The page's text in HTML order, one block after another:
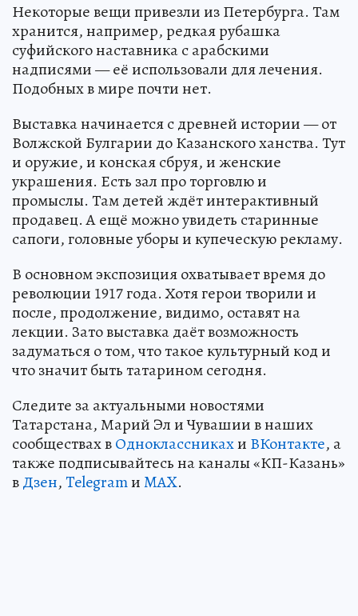
Некоторые вещи привезли из Петербурга. Там
хранится, например, редкая рубашка
суфийского наставника с арабскими
надписями — её использовали для лечения.
Подобных в мире почти нет.
Выставка начинается с древней истории — от
Волжской Булгарии до Казанского ханства. Тут
и оружие, и конская сбруя, и женские
украшения. Есть зал про торговлю и
промыслы. Там детей ждёт интерактивный
продавец. А ещё можно увидеть старинные
сапоги, головные уборы и купеческую рекламу.
В основном экспозиция охватывает время до
революции 1917 года. Хотя герои творили и
после, продолжение, видимо, оставят на
лекции. Зато выставка даёт возможность
задуматься о том, что такое культурный код и
что значит быть татарином сегодня.
Следите за актуальными новостями
Татарстана, Марий Эл и Чувашии в наших
сообществах вОдноклассникахи ВКонтакте, а
также подписывайтесь на каналы «КП-Казань»
вДзен,TelegramиMAX.